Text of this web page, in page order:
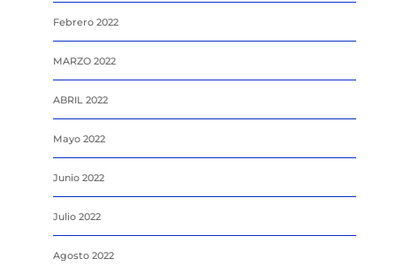
Febrero 2022
MARZO 2022
ABRIL 2022
Mayo 2022
Junio 2022
Julio 2022
Agosto 2022